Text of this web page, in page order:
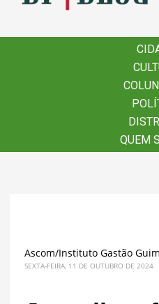
QUEM
QUEM
Ascom/Instituto Gastão
SEXTA-FEIRA, 11 DE OUTUBRO DE 2024